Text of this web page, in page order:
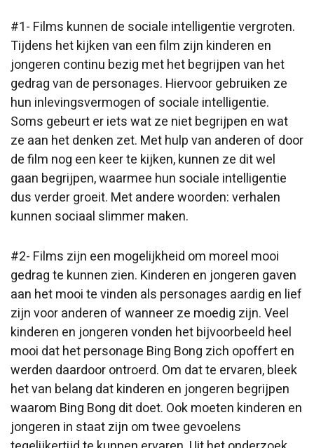
#1- Films kunnen de sociale intelligentie vergroten.
Tijdens het kijken van een film zijn kinderen en
jongeren continu bezig met het begrijpen van het
gedrag van de personages. Hiervoor gebruiken ze
hun inlevingsvermogen of sociale intelligentie.
Soms gebeurt er iets wat ze niet begrijpen en wat
ze aan het denken zet. Met hulp van anderen of door
de film nog een keer te kijken, kunnen ze dit wel
gaan begrijpen, waarmee hun sociale intelligentie
dus verder groeit. Met andere woorden: verhalen
kunnen sociaal slimmer maken.
#2- Films zijn een mogelijkheid om moreel mooi
gedrag te kunnen zien. Kinderen en jongeren gaven
aan het mooi te vinden als personages aardig en lief
zijn voor anderen of wanneer ze moedig zijn. Veel
kinderen en jongeren vonden het bijvoorbeeld heel
mooi dat het personage Bing Bong zich opoffert en
werden daardoor ontroerd. Om dat te ervaren, bleek
het van belang dat kinderen en jongeren begrijpen
waarom Bing Bong dit doet. Ook moeten kinderen en
jongeren in staat zijn om twee gevoelens